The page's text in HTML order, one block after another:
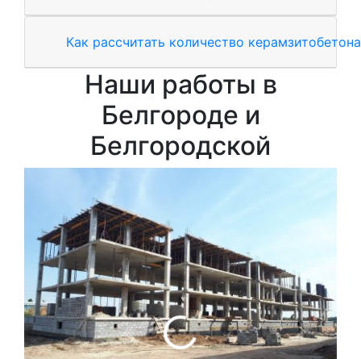
Как рассчитать количество
Наши работы в
Белгороде и
Белгородской